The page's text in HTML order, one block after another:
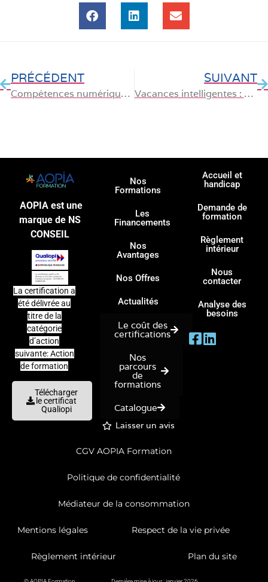
PRÉCÉDENT
Compétences numériques : un incontournable pour les emplois en télétravail
SUIVANT
Vacances intelligentes : concilier détente et montée en compétences
AOPIA est une
marque de NS
CONSEIL
La certification a
été délivrée au
titre de la
catégorie
d’action
suivante: Action
de formation
Télécharger
le certificat
Qualiopi
Nos
Formations
Les
Financements
Nos
Avantages
Nos Offres
Actualités
Le coût des
certifications
Nos
parcours
de
formations
Catalogue
Laisser un avis
Accueil et
handicap
Demande de
formation
Règlement
intérieur
Nous
contacter
Analyse des
besoins
CGV AOPIA Formation
Politique de confidentialité
Médiateur de la consommation
Mentions légales Respect de la vie privée
Règlement intérieur Plan du site